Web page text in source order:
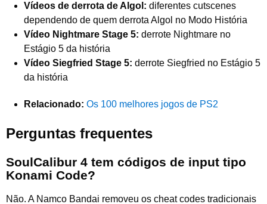
Vídeos de derrota de Algol: diferentes cutscenes
dependendo de quem derrota Algol no Modo História
Vídeo Nightmare Stage 5: derrote Nightmare no
Estágio 5 da história
Vídeo Siegfried Stage 5: derrote Siegfried no Estágio 5
da história
Relacionado: Os 100 melhores jogos de PS2
Perguntas frequentes
SoulCalibur 4 tem códigos de input tipo
Konami Code?
Não. A Namco Bandai removeu os cheat codes tradicionais